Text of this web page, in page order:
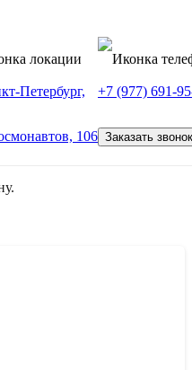
Петербург,
106
+7 (977) 691-
Заказать звонок